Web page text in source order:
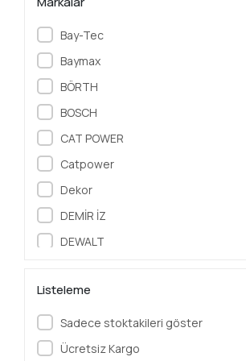
Bay-Tec
Baymax
BÖRTH
BOSCH
CAT POWER
Catpower
Dekor
DEMİR İZ
DEWALT
DİLEKÇİ
DKT
EİNHELL
Listeleme
Sadece stoktakileri göster
Ücretsiz Kargo